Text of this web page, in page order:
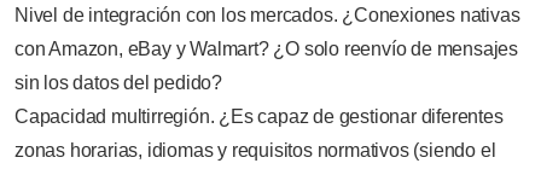
Nivel de integración con los mercados. ¿Conexiones nativas
con Amazon, eBay y Walmart? ¿O solo reenvío de mensajes
sin los datos del pedido?
Capacidad multirregión. ¿Es capaz de gestionar diferentes
zonas horarias, idiomas y requisitos normativos (siendo el